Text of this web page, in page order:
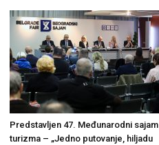
Predstavljen 47. Međunarodni sajam
turizma – „Jedno putovanje, hiljadu